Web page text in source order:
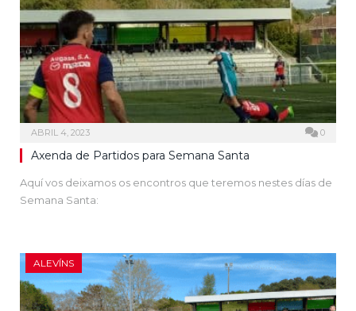
ABRIL 4, 2023 0
Axenda de Partidos para Semana Santa
Aquí vos deixamos os encontros que teremos nestes días de
Semana Santa:
ALEVÍNS